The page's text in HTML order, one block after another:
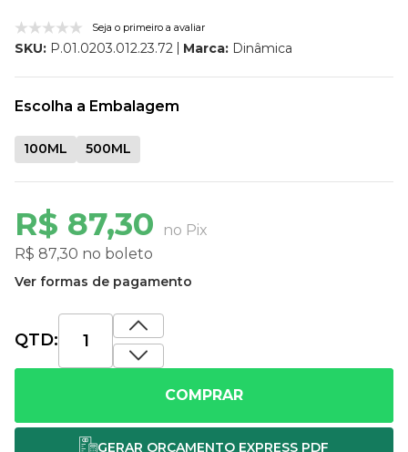
Seja o primeiro a avaliar
SKU: P.01.0203.012.23.72 Marca: Dinâmica
R$ 87,30
no Pix
R$ 87,30 no boleto
Ver formas de pagamento
Escolha a Embalagem
100ML 500ML
QTD:
COMPRAR